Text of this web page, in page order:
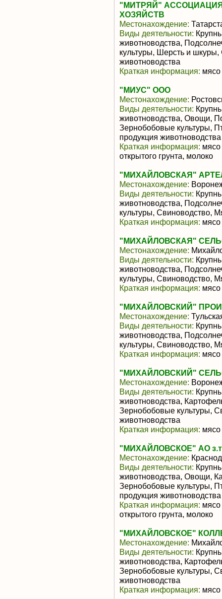
"МИТРЯЙ"
ХОЗЯЙСТВ
Местонахождение:
Виды деятельности:
животноводства,
культуры, Шерсть и
животноводства
Краткая информация: мясо
"МИУС" ООО
Местонахождение:
Виды деятельности:
животноводства, Овощи,
Зернобобовые культуры,
продукция животноводства
Краткая информация: мясо
открытого грунта, молоко
"МИХАЙЛОВСКАЯ"
Местонахождение:
Виды деятельности:
животноводства,
культуры, Свиноводство,
Краткая информация: мясо
"МИХАЙЛОВСКАЯ"
Местонахождение:
Виды деятельности:
животноводства,
культуры, Свиноводство,
Краткая информация: мясо
"МИХАЙЛОВСКИЙ"
Местонахождение:
Виды деятельности:
животноводства,
культуры, Свиноводство,
Краткая информация: мясо
"МИХАЙЛОВСКИЙ"
Местонахождение:
Виды деятельности:
животноводства,
Зернобобовые культуры,
животноводства
Краткая информация: мясо
"МИХАЙЛОВСКОЕ" АО
Местонахождение:
Виды деятельности:
животноводства, Овощи,
Зернобобовые культуры,
продукция животноводства
Краткая информация: мясо
открытого грунта, молоко
"МИХАЙЛОВСКОЕ"
Местонахождение:
Виды деятельности:
животноводства,
Зернобобовые культуры,
животноводства
Краткая информация: мясо